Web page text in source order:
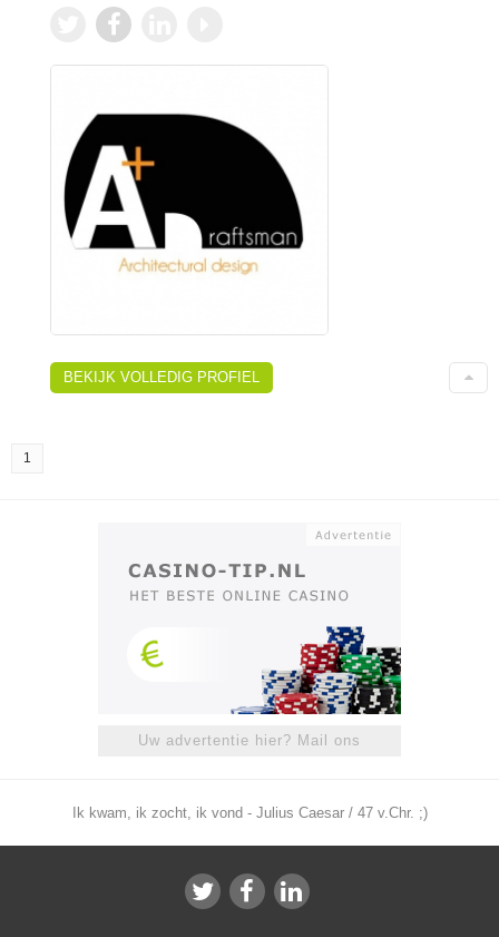
BEKIJK VOLLEDIG PROFIEL
1
Uw advertentie hier? Mail ons
Ik kwam, ik zocht, ik vond - Julius Caesar / 47 v.Chr. ;)